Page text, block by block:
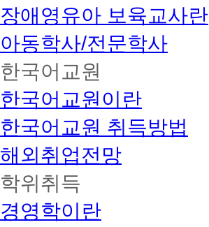
장애영유아 보육교사란
아동학사/전문학사
한국어교원
한국어교원이란
한국어교원 취득방법
해외취업전망
학위취득
경영학이란